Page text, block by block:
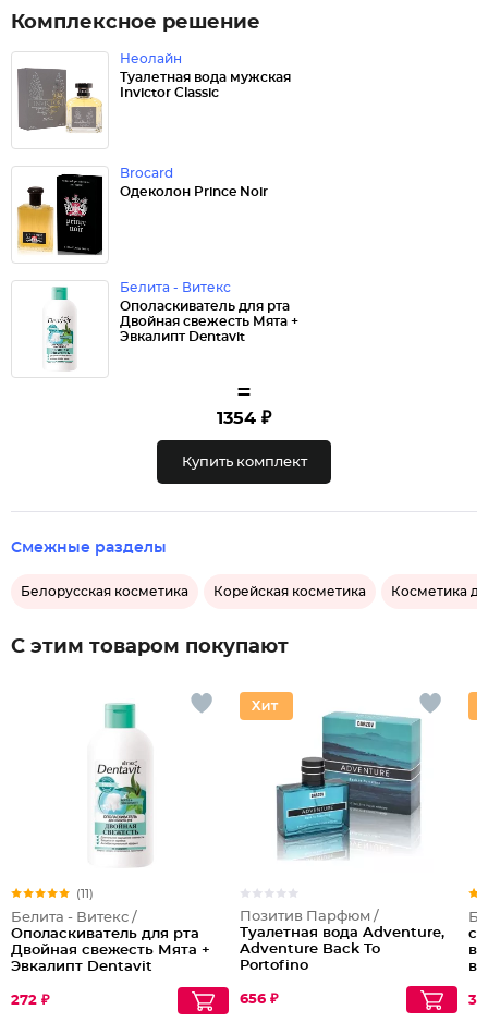
Комплексное решение
Неолайн
Туалетная вода мужская
Invictor Classic
Brocard
Одеколон Prince Noir
Белита - Витекс
Ополаскиватель для рта
Двойная свежесть Мята +
Эвкалипт Dentavit
=
1354 ₽
Купить комплект
Смежные разделы
Белорусская косметика Корейская косметика Косметика
С этим товаром покупают
(11)
Белита - Витекс /
Ополаскиватель для рта
Двойная свежесть Мята +
Эвкалипт Dentavit
272 ₽
Позитив Парфюм /
Туалетная вода Adventure,
Adventure Back To
Portofino
656 ₽